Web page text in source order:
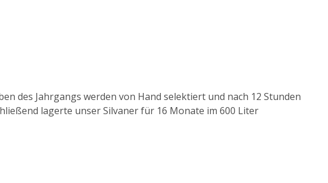
des Jahrgangs werden von Hand selektiert und nach 12 Stunden
lagerte unser Silvaner für 16 Monate im 600 Liter